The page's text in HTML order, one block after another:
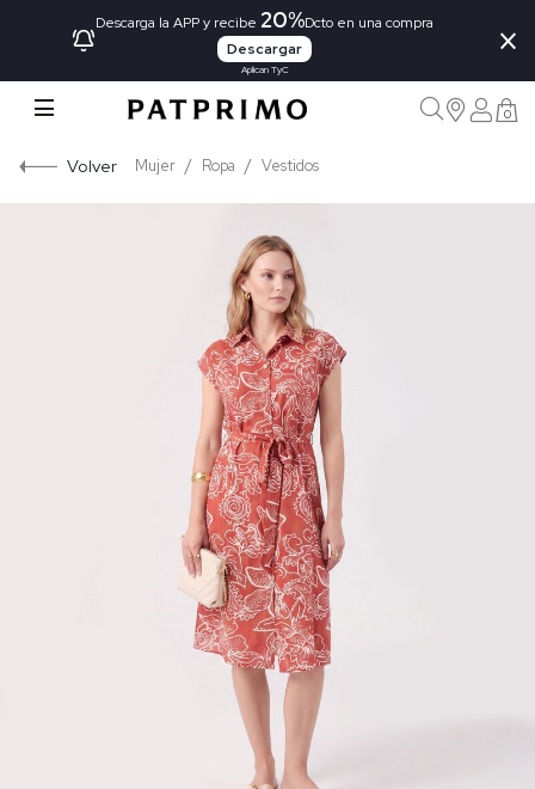
Descarga la APP y recibe 20%Dcto en una compra
Descargar
Aplican TyC
×
0
Volver Mujer Ropa Vestidos